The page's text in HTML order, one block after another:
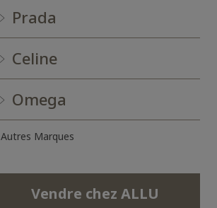
Prada
Celine
Omega
Autres Marques
Vendre chez ALLU